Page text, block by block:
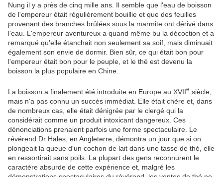
Nung il y a près de cinq mille ans. Il semble que l'eau de boisson
de l'empereur était régulièrement bouillie et que des feuilles
provenant des branches brûlées sous la marmite ont dérivé dans
l'eau. L'empereur aventureux a quand même bu la décoction et a
remarqué qu'elle étanchait non seulement sa soif, mais diminuait
également son envie de dormir. Bien sûr, ce qui était bon pour
l'empereur était bon pour le peuple, et le thé est devenu la
boisson la plus populaire en Chine.
La boisson a finalement été introduite en Europe au XVIIe siècle,
mais n'a pas connu un succès immédiat. Elle était chère et, dans
de nombreux cas, elle était dénigrée par le clergé qui la
considérait comme un produit intoxicant dangereux. Ces
dénonciations prenaient parfois une forme spectaculaire. Le
révérend Dr Hales, en Angleterre, démontra un jour que si on
plongeait la queue d'un cochon de lait dans une tasse de thé, elle
en ressortirait sans poils. La plupart des gens reconnurent le
caractère absurde de cette expérience et, malgré les